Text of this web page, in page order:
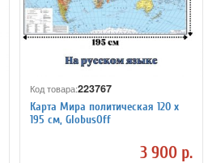
Код товара:223767
Карта Мира политическая 120 х
195 см, GlobusOff
3 900 р.